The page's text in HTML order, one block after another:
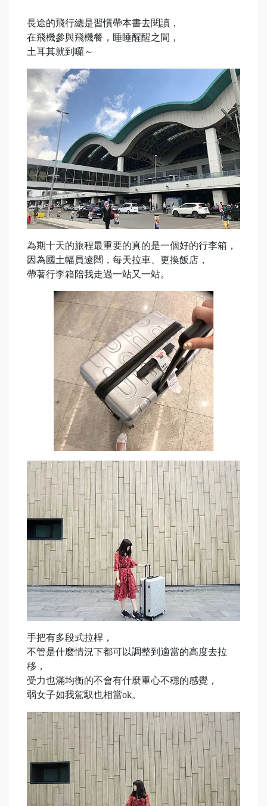
長途的飛行總是習慣帶本書去閱讀，
在飛機參與飛機餐，睡睡醒醒之間，
土耳其就到囉～
為期十天的旅程最重要的真的是一個好的行李箱，
因為國土幅員遼闊，每天拉車、更換飯店，
帶著行李箱陪我走過一站又一站。
手把有多段式拉桿，
不管是什麼情況下都可以調整到適當的高度去拉
移，
受力也滿均衡的不會有什麼重心不穩的感覺，
弱女子如我駕馭也相當ok。